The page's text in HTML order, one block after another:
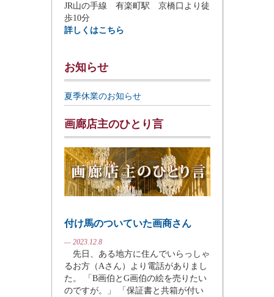
JR山の手線 有楽町駅 京橋口より徒
歩10分
詳しくはこちら
お知らせ
夏季休業のお知らせ
画廊店主のひとり言
付け馬のついていた画商さん
— 2023.12.8
先日、ある地方に住んでいらっしゃ
るお方（Aさん）より電話がありまし
た。 「B画伯とG画伯の絵を売りたい
のですが。」 「保証書と共箱が付い